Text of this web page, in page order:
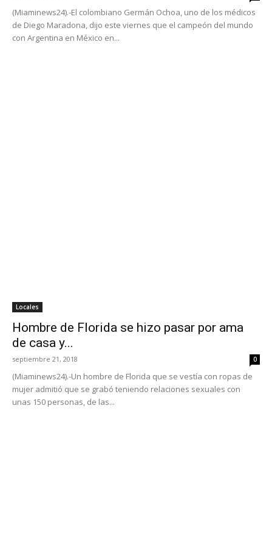
(Miaminews24).-El colombiano Germán Ochoa, uno de los médicos
de Diego Maradona, dijo este viernes que el campeón del mundo
con Argentina en México en...
Locales
Hombre de Florida se hizo pasar por ama
de casa y...
septiembre 21, 2018 0
(Miaminews24).-Un hombre de Florida que se vestía con ropas de
mujer admitió que se grabó teniendo relaciones sexuales con
unas 150 personas, de las...